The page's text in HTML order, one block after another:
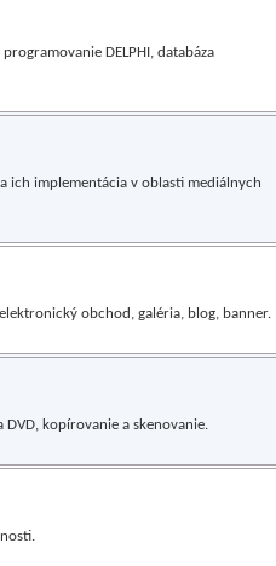
DELPHI, databáza
ich implementácia v oblasti mediálnych
obchod, galéria, blog, banner.
kopírovanie a skenovanie.